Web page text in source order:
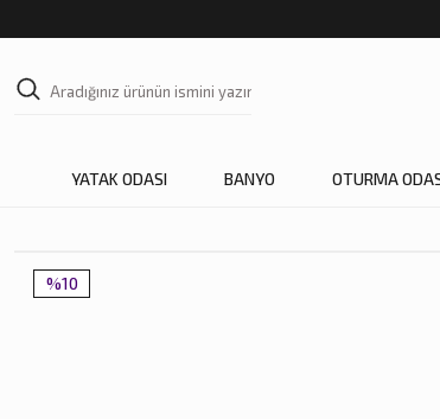
YATAK ODASI BANYO OTURMA
%10